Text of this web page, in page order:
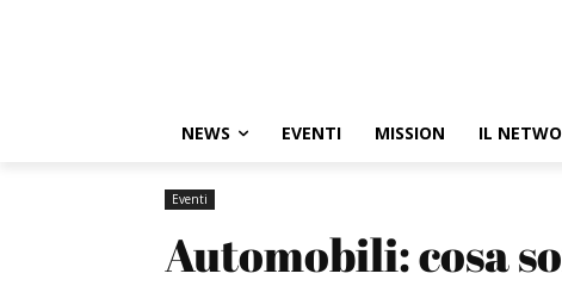
NEWS EVENTI MISSION IL
Eventi
Automobili: cosa